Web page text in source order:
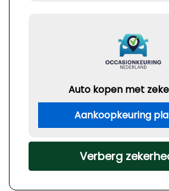
Auto kopen met
Aankoopkeuring
Verberg